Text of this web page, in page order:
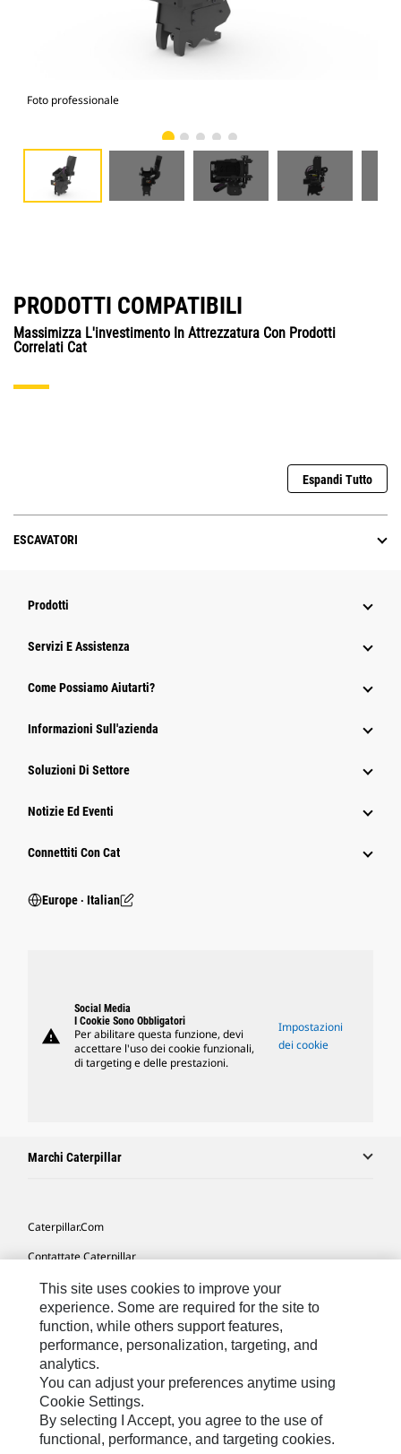
Foto professionale
PRODOTTI COMPATIBILI
Massimizza L'investimento In Attrezzatura Con Prodotti
Correlati Cat
Espandi Tutto
ESCAVATORI
Prodotti
Servizi E Assistenza
Come Possiamo Aiutarti?
Informazioni Sull'azienda
Soluzioni Di Settore
Notizie Ed Eventi
Connettiti Con Cat
Europe ‧ Italian
warning
Social Media
I Cookie Sono Obbligatori
Per abilitare questa funzione, devi
accettare l'uso dei cookie funzionali,
di targeting e delle prestazioni.
Impostazioni
dei cookie
Marchi Caterpillar
Caterpillar.com
Contattate Caterpillar
Le Mie Preferenze Di Marketing
Mappa Del Sito
Cookie Settings
Informazioni Legali
Tutela Della Privacy
This site uses cookies to improve your
experience. Some are required for the site to
function, while others support features,
performance, personalization, targeting, and
analytics.
You can adjust your preferences anytime using
Cookie Settings.
By selecting I Accept, you agree to the use of
functional, performance, and targeting cookies.